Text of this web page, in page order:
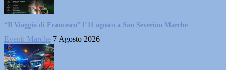
“Il Viaggio di Francesco” l’11 agosto a San Severino Marche
Eventi Marche 7 Agosto 2026